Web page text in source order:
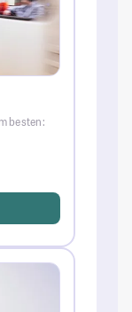
besten: